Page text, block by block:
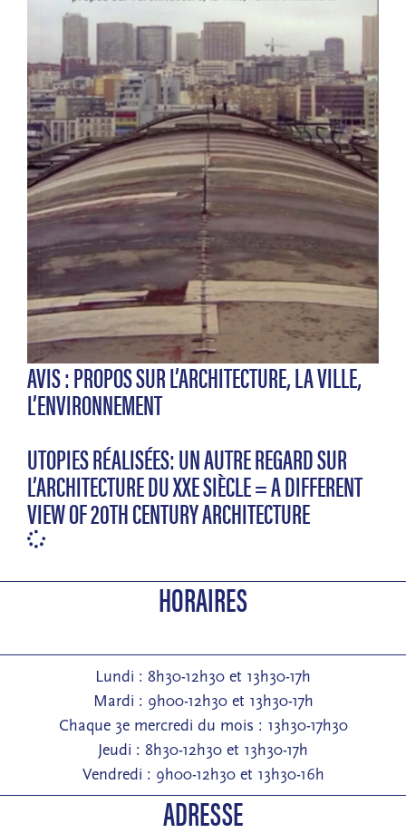
AVIS : PROPOS SUR L’ARCHITECTURE, LA VILLE,
L’ENVIRONNEMENT
UTOPIES RÉALISÉES: UN AUTRE REGARD SUR
L’ARCHITECTURE DU XXE SIÈCLE = A DIFFERENT
VIEW OF 20TH CENTURY ARCHITECTURE
HORAIRES
Lundi : 8h30-12h30 et 13h30-17h
Mardi : 9h00-12h30 et 13h30-17h
Chaque 3e mercredi du mois : 13h30-17h30
Jeudi : 8h30-12h30 et 13h30-17h
Vendredi : 9h00-12h30 et 13h30-16h
ADRESSE